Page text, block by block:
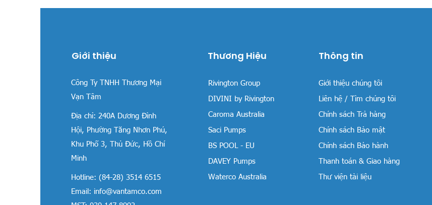
Giới thiệu
Công Ty TNHH Thương Mại
Vạn Tâm
Địa chỉ:240A Dương Đình
Hội, Phường Tăng Nhơn Phú,
Khu Phố 3, Thủ Đức, Hồ Chí
Minh
Hotline: (84-28) 3514 6515
Email: info@vantamco.com
Thương Hiệu
Rivington Group
DIVINI by Rivington
Caroma Australia
Saci Pumps
BS POOL - EU
DAVEY Pumps
Waterco Australia
Thông tin
Giới thiệu chúng tôi
Liên hệ / Tìm chúng tôi
Chính sách Trả hàng
Chính sách Bảo mật
Chính sách Bảo hành
Thanh toán & Giao hàng
Thư viện tài liệu